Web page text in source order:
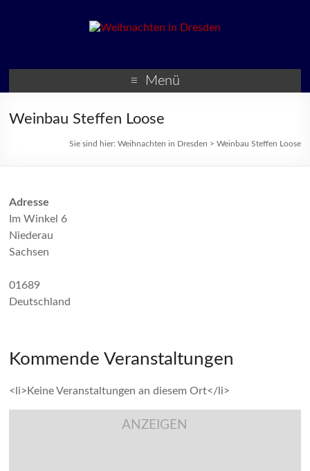
Veranstaltungen zur
Weihnachtszeit
Menü
Weinbau Steffen Loose
Sie sind hier: Weihnachten in Dresden > Weinbau Steffen Loose
Adresse
Im Winkel 6
Niederau
Sachsen
01689
Deutschland
Kommende Veranstaltungen
<li>Keine Veranstaltungen an diesem Ort</li>
ANZEIGEN